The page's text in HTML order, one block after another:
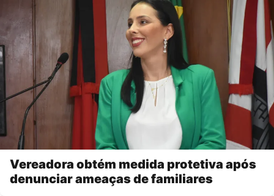
Vereadora obtém medida protetiva após
denunciar ameaças de familiares